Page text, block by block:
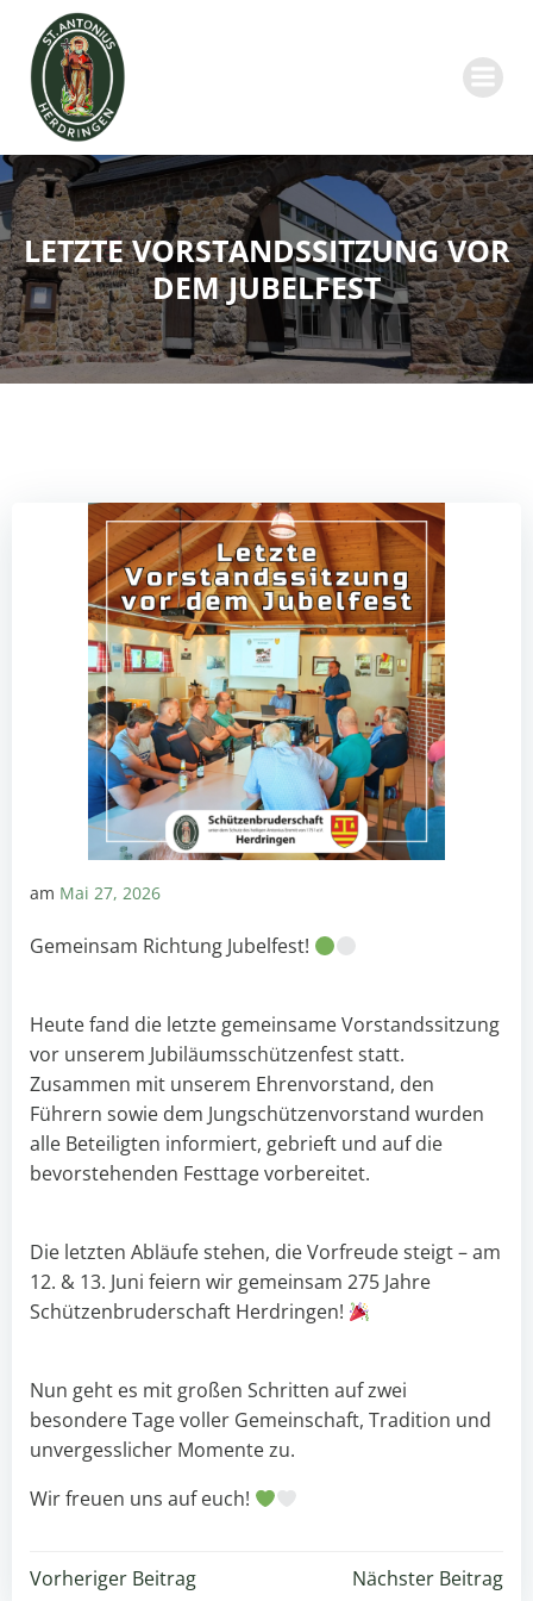
LETZTE VORSTANDSSITZUNG VOR
DEM JUBELFEST
am Mai 27, 2026
Gemeinsam Richtung Jubelfest!
Heute fand die letzte gemeinsame Vorstandssitzung
vor unserem Jubiläumsschützenfest statt.
Zusammen mit unserem Ehrenvorstand, den
Führern sowie dem Jungschützenvorstand wurden
alle Beteiligten informiert, gebrieft und auf die
bevorstehenden Festtage vorbereitet.
Die letzten Abläufe stehen, die Vorfreude steigt – am
12. & 13. Juni feiern wir gemeinsam 275 Jahre
Schützenbruderschaft Herdringen!
Nun geht es mit großen Schritten auf zwei
besondere Tage voller Gemeinschaft, Tradition und
unvergesslicher Momente zu.
Wir freuen uns auf euch!
Beitragsnavigation
Vorheriger Beitrag Beitragsnavigation
Nächster Beitrag